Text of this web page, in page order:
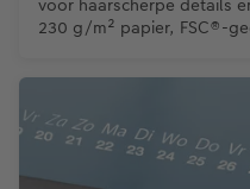
230 g/m² papier, FSC®-